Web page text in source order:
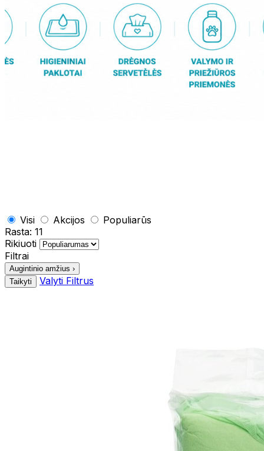
Visi Akcijos
Populiarūs
Rasta: 11
Rikiuoti
Filtrai
Augintinio amžius ›
Taikyti
Valyti Filtrus